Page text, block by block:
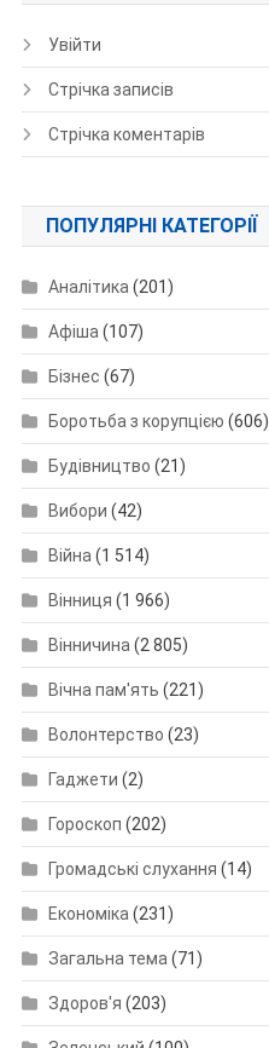
Увійти
Стрічка записів
Стрічка коментарів
ПОПУЛЯРНІ КАТЕГОРІЇ
Аналітика(201)
Афіша(107)
Бізнес (67)
Боротьба з корупцією (606)
Будівництво (21)
Вибори (42)
Війна(1 514)
Вінниця (1 966)
Вінничина(2 805)
Вічна пам'ять (221)
Волонтерство (23)
Гаджети (2)
Гороскоп (202)
Громадські слухання (14)
Економіка(231)
Загальна тема(71)
Здоров'я (203)